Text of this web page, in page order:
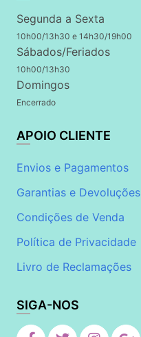
Segunda a Sexta
10h00/13h30 e 14h30/19h00
Sábados/Feriados
10h00/13h30
Domingos
Encerrado
APOIO CLIENTE
Envios e Pagamentos
Garantias e Devoluções
Condições de Venda
Política de Privacidade
Livro de Reclamações
SIGA-NOS